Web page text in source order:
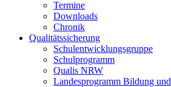
Termine
Downloads
Chronik
Qualitätssicherung
Schulentwicklungsgruppe
Schulprogramm
Qualis NRW
Landesprogramm Bildung